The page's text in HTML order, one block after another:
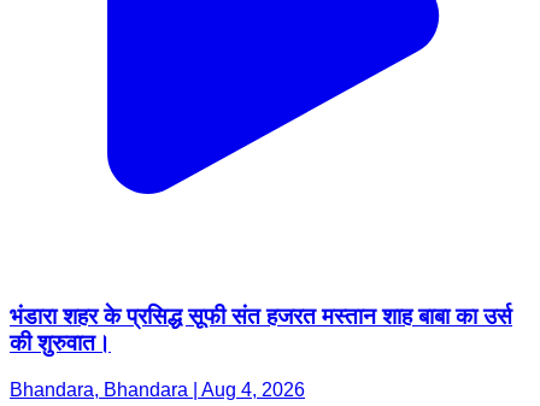
भंडारा शहर के प्रसिद्ध सूफी संत हजरत मस्तान शाह बाबा का उर्स
की शुरुवात।
Bhandara, Bhandara | Aug 4, 2026